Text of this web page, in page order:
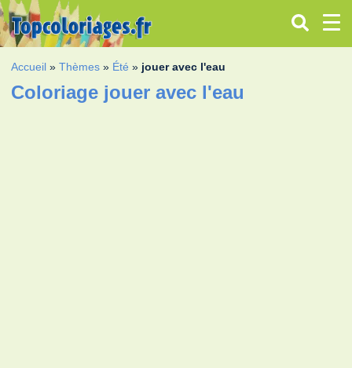
Accueil »Thèmes » Été » jouer avec l'eau
Coloriage jouer avec l'eau